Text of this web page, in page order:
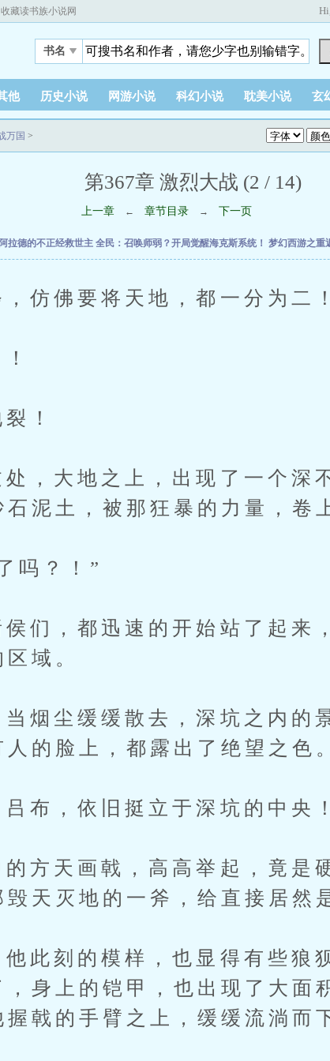
收藏读书族小说网
书名
他 历史小说 网游小说 科幻小说 耽美小说 玄
万国 >
第367章 激烈大战 (2 / 14)
上一章 ← 章节目录 → 下一页
阿拉德的不正经救世主 全民：召唤师弱？开局觉醒海克斯系统！ 梦幻西游之重
佛要将天地，都一分为二！
！
地之上，出现了一个深不
泥土，被那狂暴的力量，卷
？！”
都迅速的开始站了起来，
域。
缓缓散去，深坑之内的景
的脸上，都露出了绝望之色。
，依旧挺立于深坑的中央！
画戟，高高举起，竟是硬
天灭地的一斧，给直接居然
的模样，也显得有些狼狈
身上的铠甲，也出现了大面
戟的手臂之上，缓缓流淌而